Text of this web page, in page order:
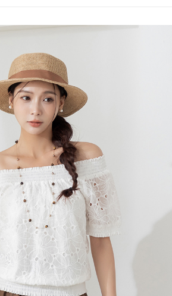
含以上)免運費
含以上)免運費
含以上)免運費